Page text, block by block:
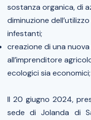
sostanza organica, di
diminuzione
infestanti;
creazione di una
all’imprenditore
ecologici sia economici;
Il 20 giugno 2024,
sede di Jolanda di